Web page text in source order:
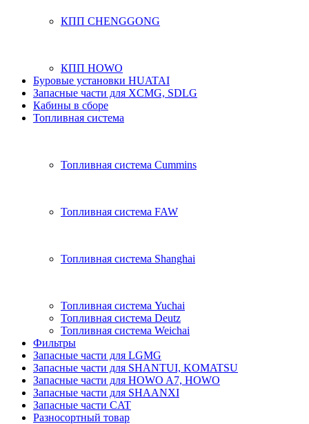
КПП CHENGGONG
КПП HOWO
Буровые установки HUATAI
Запасные части для XCMG, SDLG
Кабины в сборе
Топливная система
Топливная система Cummins
Топливная система FAW
Топливная система Shanghai
Топливная система Yuchai
Топливная система Deutz
Топливная система Weichai
Фильтры
Запасные части для LGMG
Запасные части для SHANTUI, KOMATSU
Запасные части для HOWO A7, HOWO
Запасные части для SHAANXI
Запасные части CAT
Разносортный товар